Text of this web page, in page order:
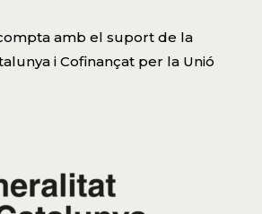
amb el suport de la
i Cofinançat per la Unió